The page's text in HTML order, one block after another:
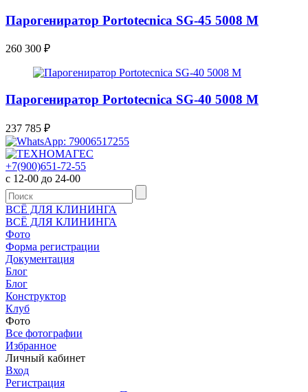
Парогениратор Portotecnica SG-45 5008 M
260 300 ₽
Парогениратор Portotecnica SG-40 5008 M
237 785 ₽
+7(900)651-72-55
с 12-00 до 24-00
ВСЁ ДЛЯ КЛИНИНГА
ВСЁ ДЛЯ КЛИНИНГА
Фото
Форма регистрации
Документация
Блог
Блог
Конструктор
Клуб
Фото
Все фотографии
Избранное
Личный кабинет
Вход
Регистрация